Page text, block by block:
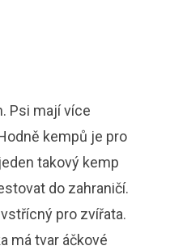
Psi mají více
kempů je pro
takový kemp
do zahraničí.
pro zvířata.
má tvar áčkové